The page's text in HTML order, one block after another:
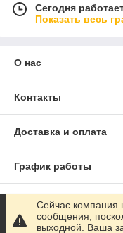
Сегодня
Показать весь
О нас
Контакты
Доставка и оплата
График работы
Полная версия сайта
Сейчас компания
сообщения,
выходной. Ваша